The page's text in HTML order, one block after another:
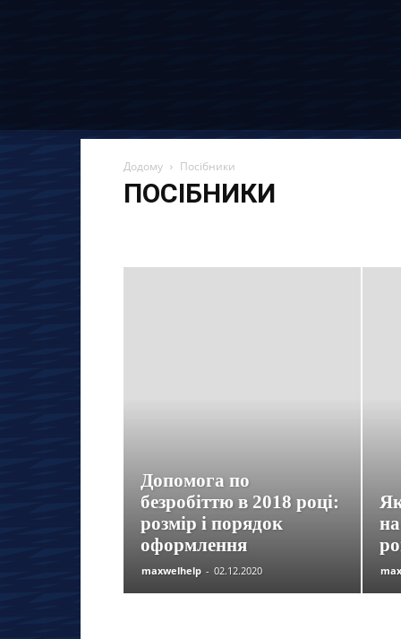
Додому Посібники
ПОСІБНИКИ
Страхування
Управління
Допомога по
безробіттю в 2018 році:
розмір і порядок
оформлення
maxwelhelp - 02.12.2020